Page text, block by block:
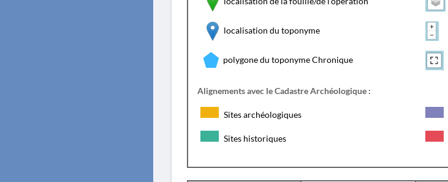
localisation du toponyme
polygone du toponyme Chronique
Alignements avec le Cadastre Archéologique :
Sites archéologiques
Sites historiques